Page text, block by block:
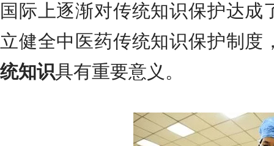
国际上逐渐对传统知识保护达成
立健全中医药传统知识保护制度
统知识具有重要意义。